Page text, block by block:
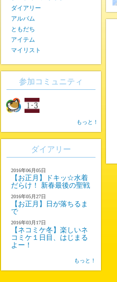
ダイアリー
アルバム
ともだち
アイテム
マイリスト
参加コミュニティ
もっと！
ダイアリー
2016年06月05日
【お正月】ドキッ☆水着
だらけ！ 新春最後の聖戦
2016年05月27日
【お正月】日が落ちるま
で
2016年03月17日
【ネコミケ冬】楽しいネ
コミケ１日目、はじまる
よー！
もっと！